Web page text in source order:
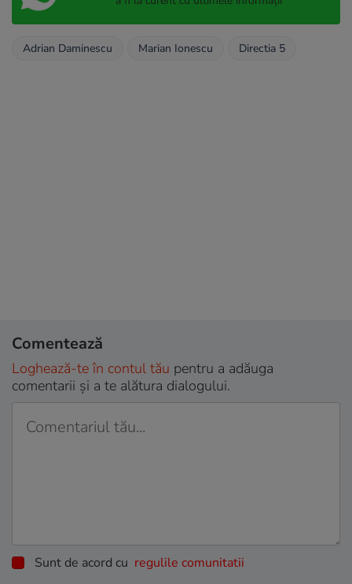
Adrian Daminescu Marian Ionescu Directia 5
Comentează
Loghează-te în contul tău pentru a adăuga
comentarii și a te alătura dialogului.
Sunt de acord cu regulile comunitatii